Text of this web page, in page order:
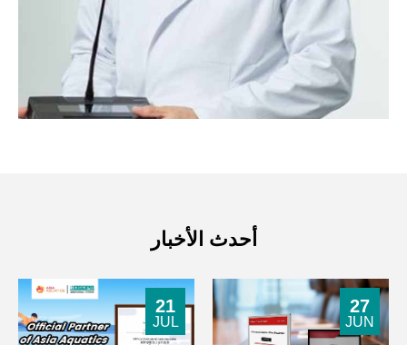
أحدث الأخبار
21
JUL
27
JUN